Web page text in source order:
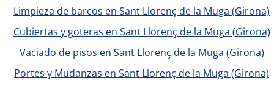
Limpieza de barcos en Sant Llorenç de la Muga (Girona)
Cubiertas y goteras en Sant Llorenç de la Muga (Girona)
Vaciado de pisos en Sant Llorenç de la Muga (Girona)
Portes y Mudanzas en Sant Llorenç de la Muga (Girona)